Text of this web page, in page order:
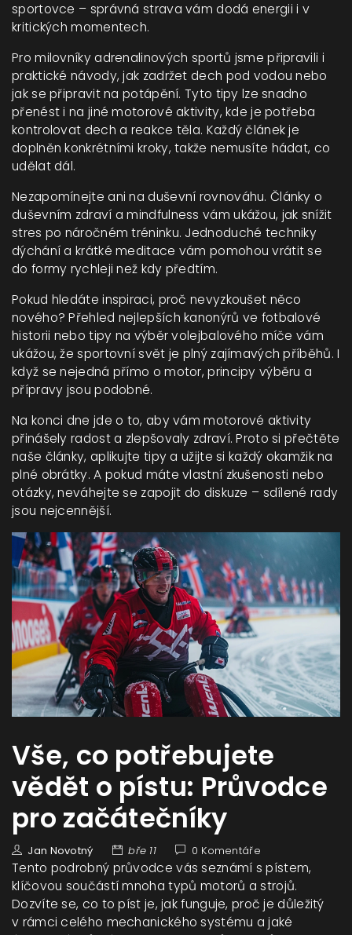
sportovce – správná strava vám dodá energii i v
kritických momentech.
Pro milovníky adrenalinových sportů jsme připravili i
praktické návody, jak zadržet dech pod vodou nebo
jak se připravit na potápění. Tyto tipy lze snadno
přenést i na jiné motorové aktivity, kde je potřeba
kontrolovat dech a reakce těla. Každý článek je
doplněn konkrétními kroky, takže nemusíte hádat, co
udělat dál.
Nezapomínejte ani na duševní rovnováhu. Články o
duševním zdraví a mindfulness vám ukážou, jak snížit
stres po náročném tréninku. Jednoduché techniky
dýchání a krátké meditace vám pomohou vrátit se
do formy rychleji než kdy předtím.
Pokud hledáte inspiraci, proč nevyzkoušet něco
nového? Přehled nejlepších kanonýrů ve fotbalové
historii nebo tipy na výběr volejbalového míče vám
ukážou, že sportovní svět je plný zajímavých příběhů. I
když se nejedná přímo o motor, principy výběru a
přípravy jsou podobné.
Na konci dne jde o to, aby vám motorové aktivity
přinášely radost a zlepšovaly zdraví. Proto si přečtěte
naše články, aplikujte tipy a užijte si každý okamžik na
plné obrátky. A pokud máte vlastní zkušenosti nebo
otázky, neváhejte se zapojit do diskuze – sdílené rady
jsou nejcennější.
Vše, co potřebujete
vědět o pístu: Průvodce
pro začátečníky
Jan Novotný bře 11 0 Komentáře
Tento podrobný průvodce vás seznámí s pístem,
klíčovou součástí mnoha typů motorů a strojů.
Dozvíte se, co to píst je, jak funguje, proč je důležitý
v rámci celého mechanického systému a jaké